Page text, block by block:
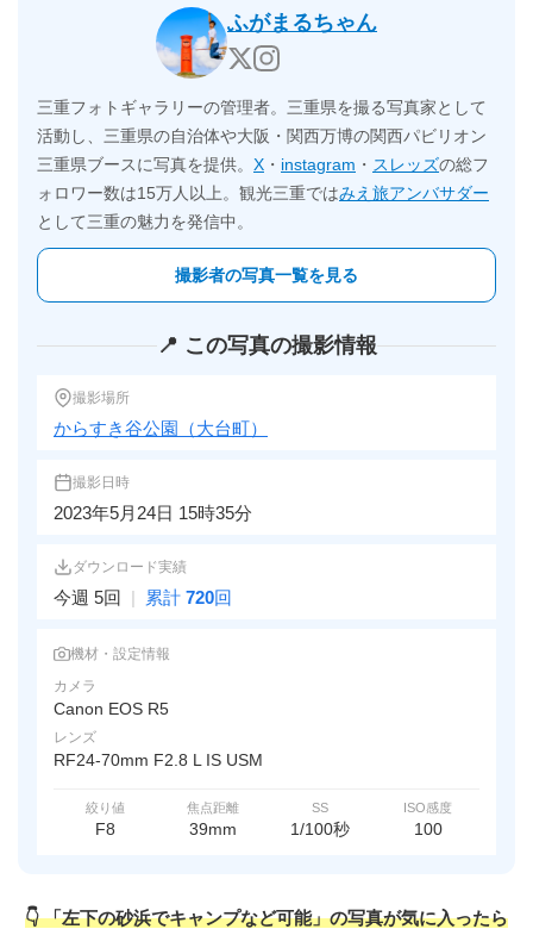
ふがまるちゃん
三重フォトギャラリーの管理者。三重県を撮る写真家として
活動し、三重県の自治体や大阪・関西万博の関西パビリオン
三重県ブースに写真を提供。 X ・ instagram ・ スレッズの総フ
ォロワー数は15万人以上。観光三重ではみえ旅アンバサダー
として三重の魅力を発信中。
撮影者の写真一覧を見る
📍 この写真の撮影情報
撮影場所
からすき谷公園（大台町）
撮影日時
2023年5月24日 15時35分
ダウンロード実績
今週 5回 | 累計 720回
機材・設定情報
カメラ
Canon EOS R5
レンズ
RF24-70mm F2.8 L IS USM
絞り値
F8
焦点距離
39mm
SS
1/100秒
ISO感度
100
👇 「左下の砂浜でキャンプなど可能」の写真が気に入ったら